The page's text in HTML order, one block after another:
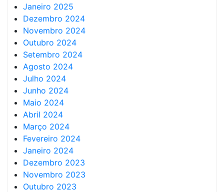
Janeiro 2025
Dezembro 2024
Novembro 2024
Outubro 2024
Setembro 2024
Agosto 2024
Julho 2024
Junho 2024
Maio 2024
Abril 2024
Março 2024
Fevereiro 2024
Janeiro 2024
Dezembro 2023
Novembro 2023
Outubro 2023